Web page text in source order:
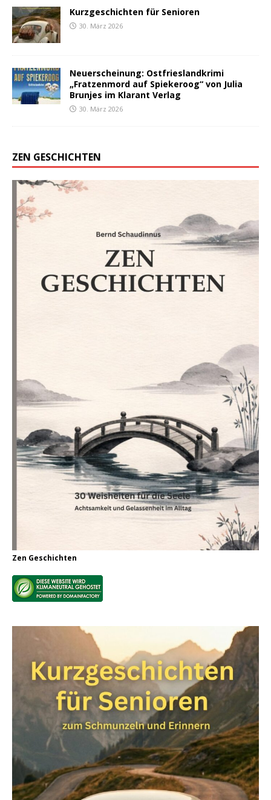
Kurzgeschichten für Senioren
30. März 2026
Neuerscheinung: Ostfrieslandkrimi
„Fratzenmord auf Spiekeroog“ von Julia
Brunjes im Klarant Verlag
30. März 2026
ZEN GESCHICHTEN
Zen Geschichten